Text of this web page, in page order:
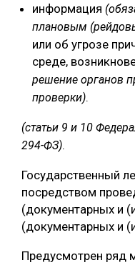
информация
плановым
или об угрозе
среде,
решение органов
проверки).
(статьи 9 и 10
294-ФЗ).
Государственный
посредством
(документарных и
(документарных и
Предусмотрен ряд